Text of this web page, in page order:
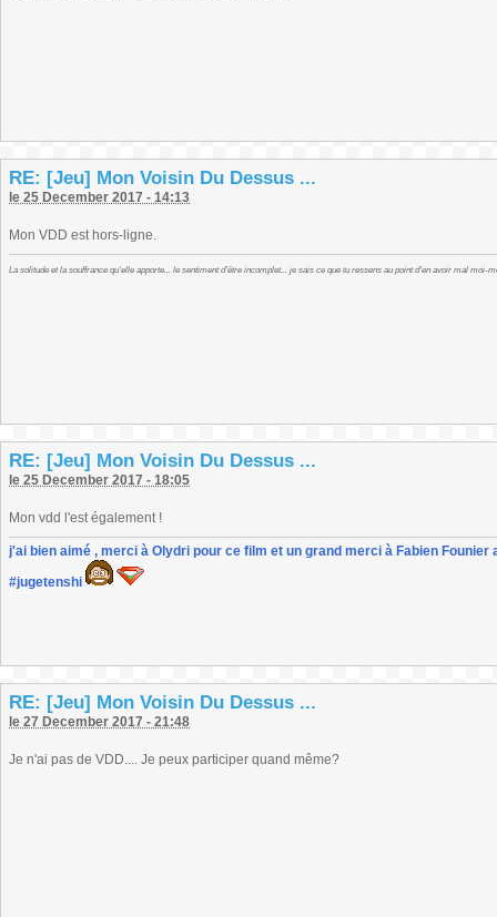
RE: [Jeu] Mon Voisin Du Dessus ...
le 25 December 2017 - 14:13
Mon VDD est hors-ligne.
La solitude et la souffrance qu'elle apporte... le sentiment d'être incomplet... je sais ce que tu ressens au point d'en avoir mal moi-
RE: [Jeu] Mon Voisin Du Dessus ...
le 25 December 2017 - 18:05
Mon vdd l'est également !
j'ai bien aimé , merci à Olydri pour ce film et un grand merci à Fabien
#jugetenshi
RE: [Jeu] Mon Voisin Du Dessus ...
le 27 December 2017 - 21:48
Je n'ai pas de VDD.... Je peux participer quand même?